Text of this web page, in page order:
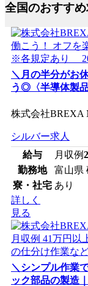
全国のおすすめ
＼月の半分がお
う◎〈半導体製
株式会社BREXA
シルバー求人
給与
月収例
勤務地
富山県
寮・社宅 あり
詳しく
見る
＼シンプル作業
ック部品の製造